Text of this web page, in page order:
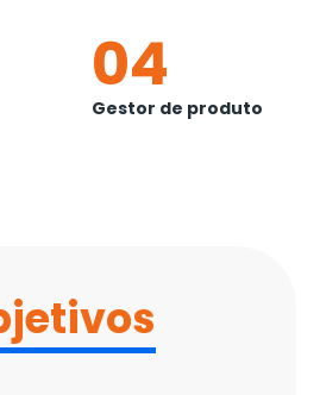
04
Gestor de produto